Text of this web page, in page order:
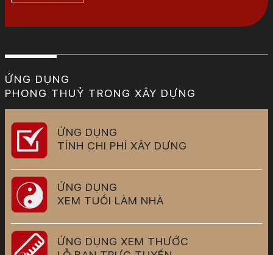
ỨNG DỤNG
PHONG THUỶ TRONG XÂY DỰNG
ỨNG DỤNG
TÍNH CHI PHÍ XÂY DỰNG
ỨNG DỤNG
XEM TUỔI LÀM NHÀ
ỨNG DỤNG XEM THƯỚC